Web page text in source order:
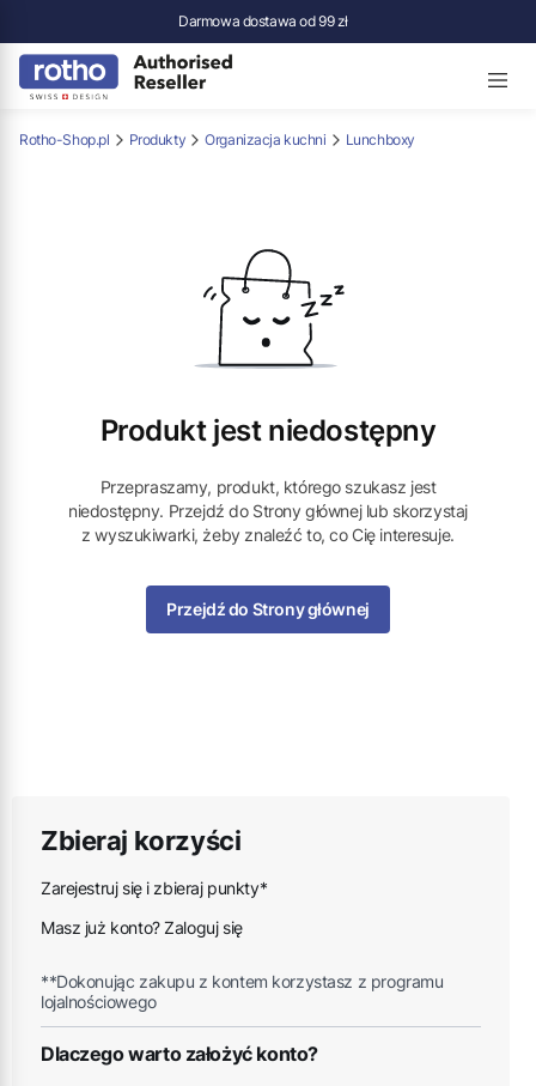
Darmowa dostawa od 99 zł
Rotho-Shop.pl Produkty Organizacja kuchni Lunchboxy
Produkt jest niedostępny
Przepraszamy, produkt, którego szukasz jest
niedostępny. Przejdź do Strony głównej lub skorzystaj
z wyszukiwarki, żeby znaleźć to, co Cię interesuje.
Przejdź do Strony głównej
Zbieraj korzyści
Zarejestruj się i zbieraj punkty*
Masz już konto? Zaloguj się
**Dokonując zakupu z kontem korzystasz z programu
lojalnościowego
Dlaczego warto założyć konto?